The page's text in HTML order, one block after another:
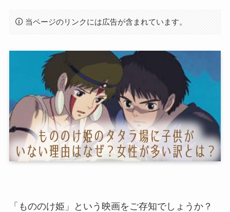
当ページのリンクには広告が含まれています。
「もののけ姫」という映画をご存知でしょうか？